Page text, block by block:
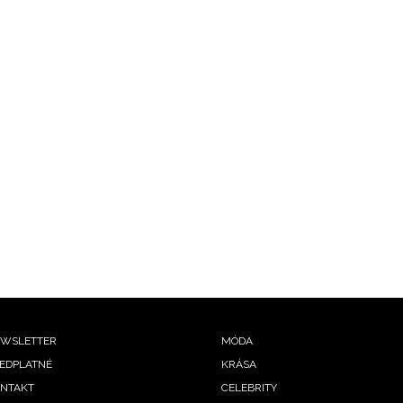
MÓDA
KRÁSA
CELEBRITY